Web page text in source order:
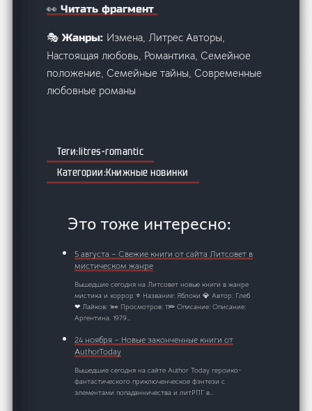
👀 Читать фрагмент
🎭 Жанры: Измена, Литрес Авторы,
Настоящая любовь, Романтика, Семейное
положение, Семейные тайны, Современные
любовные романы
litres-romantic
Книжные новинки
Это тоже интересно:
5 августа – Свежие книги от сайта Литсовет в
мистическом жанре
Вышедшие сегодня на Литсовет новые книги в жанре
мистика и хоррор ⭐ Название: Яблоки 💎 Автор: Глеб
❤ Лайков: 1👀 Просмотров: 11✏ Описание: Описание:
Аргентина. 1979…
24 ноября – Новые законченные книги от
AuthorToday
Вышедшие сегодня на сайте Author Today героико-
фантастического приключенческое фэнтези с
элементами попаданничества и литРПГ в…